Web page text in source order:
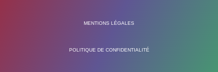
MENTIONS LÉGALES
POLITIQUE DE CONFIDENTIALITÉ